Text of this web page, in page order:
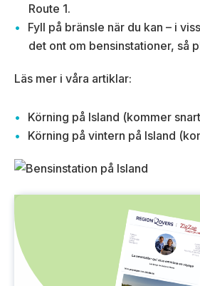
Route 1.
Fyll på bränsle när du kan – i
det ont om bensinstationer, så
Läs mer i våra artiklar:
Körning på Island (kommer
Körning på vintern på Island